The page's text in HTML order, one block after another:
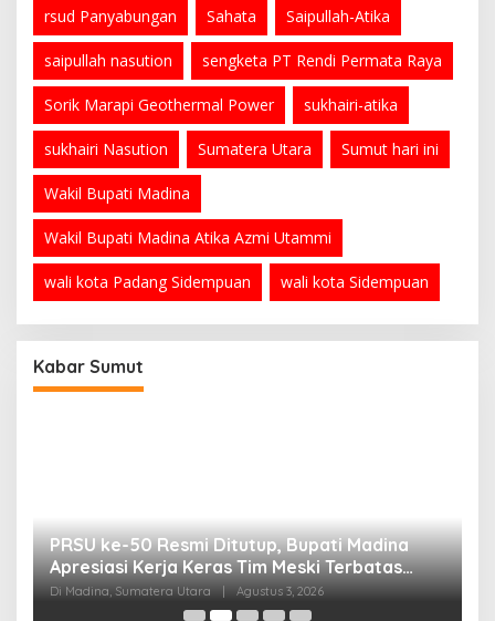
rsud Panyabungan Sahata Saipullah-Atika
saipullah nasution sengketa PT Rendi Permata Raya
Sorik Marapi Geothermal Power sukhairi-atika
sukhairi Nasution Sumatera Utara Sumut hari ini
Wakil Bupati Madina
Wakil Bupati Madina Atika Azmi Utammi
wali kota Padang Sidempuan wali kota Sidempuan
Kabar Sumut
PRSU ke-50 Resmi Ditutup, Bupati Madina
Apresiasi Kerja Keras Tim Meski Terbatas
Anggaran
Di Madina, Sumatera Utara Agustus 3, 2026